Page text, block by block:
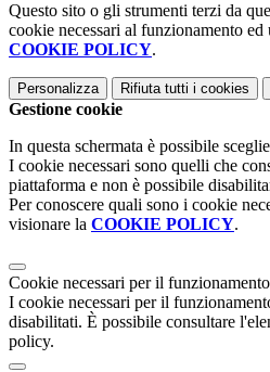
Questo sito o gli strumenti terzi da
cookie necessari al funzionamento
COOKIE POLICY.
Personalizza Rifiuta tutti i cookies
Gestione cookie
In questa schermata è possibile
I cookie necessari sono quelli che
piattaforma e non è possibile
Per conoscere quali sono i cookie
visionare la COOKIE POLICY.
Cookie necessari per il funzionamento
I cookie necessari per il
disabilitati. È possibile consultare
policy.